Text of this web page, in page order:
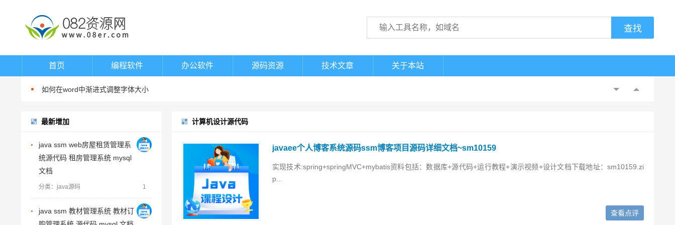
首页 编程软件 办公软件 源码资源 技术文章 关于本站
word填表时如何避免表项向后移动
如何在word中指定位置输入文字
如何在word中渐进式调整字体大小
word填表时如何避免表项向后移动
如何在word中指定位置输入文字
如何在word中进行英文大小写切换
如何在word中渐进式调整字体大小
在word中换行与换段的区别
word填表时如何避免表项向后移动
最新增加
java ssm web房屋租赁管理系
统源代码 租房管理系统 mysql
文档
分类：java源码 1
java ssm 教材管理系统 教材订
计算机设计源代码
javaee个人博客系统源码ssm博客项目源码详细文档~sm10159
实现技术:spring+springMVC+mybatis资料包括：数据库+源代码+运行教程+演示视频+设计文档下载地址：sm10159.zi
p...
查看点评